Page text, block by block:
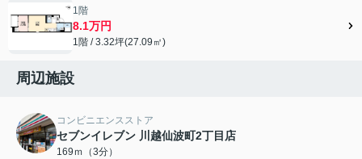
1階
8.1万円
1階 / 3.32坪(27.09㎡)
周辺施設
コンビニエンスストア
セブンイレブン 川越仙波町2丁目店
169ｍ（3分）